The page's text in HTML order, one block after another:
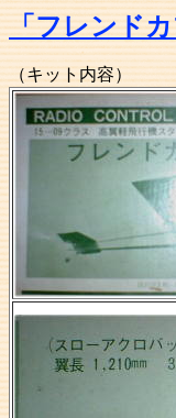
「フレンド
（キット内容）